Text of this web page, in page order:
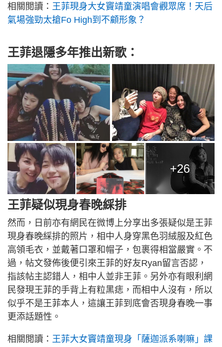
相關閲讀： 王菲現身大女竇靖童演唱會觀眾席！天后
氣場強勁太搶Fo High到不顧形象？
王菲退隱多年推出新歌：
+26
王菲疑似現身春晚綵排
然而，日前亦有網民在微博上分享出多張疑似是王菲
現身春晚綵排的照片，相中人身穿黑色羽絨服及紅色
高領毛衣，並戴著口罩和帽子，包裹得相當嚴實。不
過，帖文發佈後便引來王菲的好友Ryan留言否認，
指該帖主認錯人，相中人並非王菲。另外亦有眼利網
民發現王菲的手背上有粒黑痣，而相中人沒有，所以
似乎不是王菲本人，這讓王菲到底會否現身春晚一事
更添話題性。
相關閲讀： 王菲大女竇靖童現身「薩迦派系喇嘛」課